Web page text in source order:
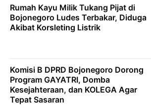
Rumah Kayu Milik Tukang Pijat di
Bojonegoro Ludes Terbakar, Diduga
Akibat Korsleting Listrik
Komisi B DPRD Bojonegoro Dorong
Program GAYATRI, Domba
Kesejahteraan, dan KOLEGA Agar
Tepat Sasaran